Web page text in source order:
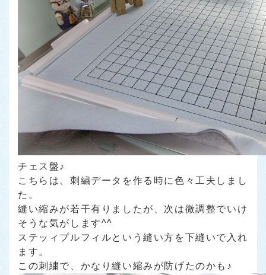
チェス盤♪
こちらは、刺繍データを作る時に色々工夫しまし
た。
縫い縮みが若干有りましたが、次は微調整でいけ
そうな気がします^^
ステッィプルフィルという縫い方を下縫いで入れ
ます。
この刺繍で、かなり縫い縮みが防げたのかも♪